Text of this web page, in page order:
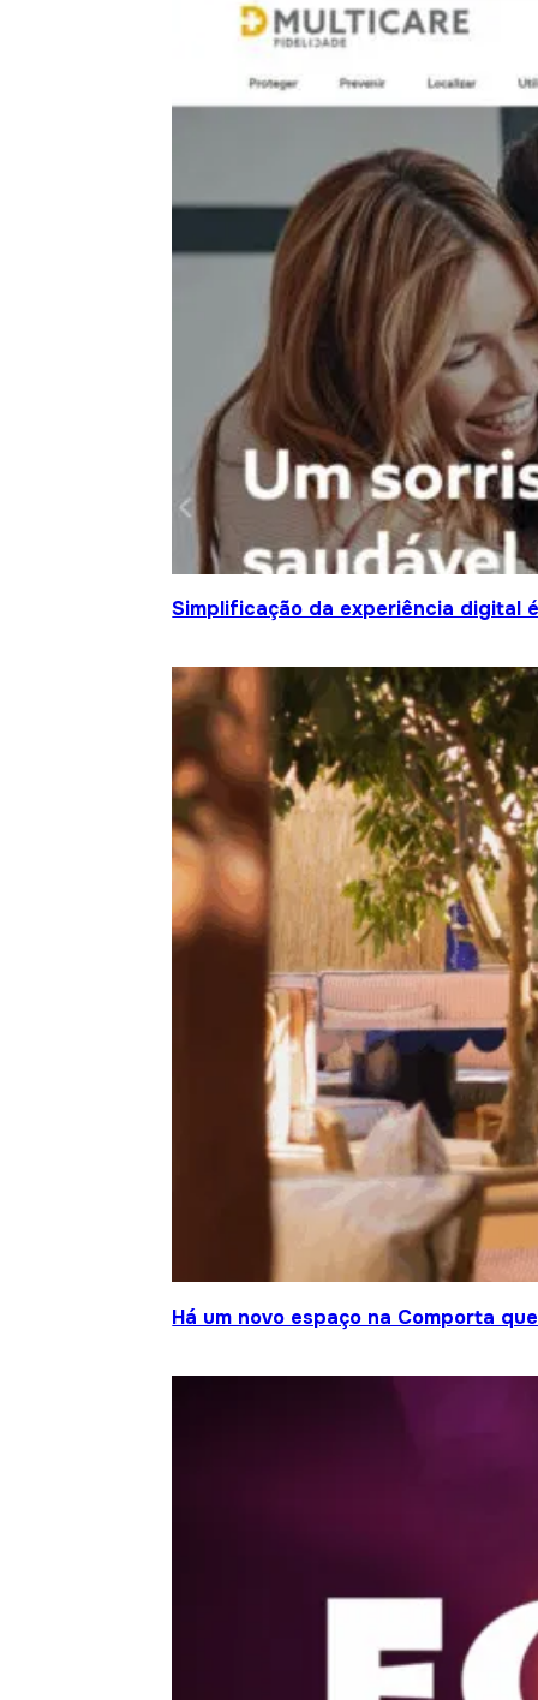
Simplificação da experiência digital
Há um novo espaço na Comporta